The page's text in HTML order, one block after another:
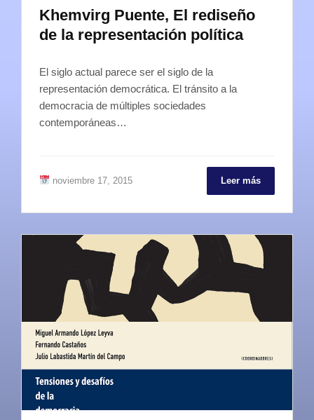
Khemvirg Puente, El rediseño
de la representación política
El siglo actual parece ser el siglo de la
representación democrática. El tránsito a la
democracia de múltiples sociedades
contemporáneas…
noviembre 17, 2015 Leer más